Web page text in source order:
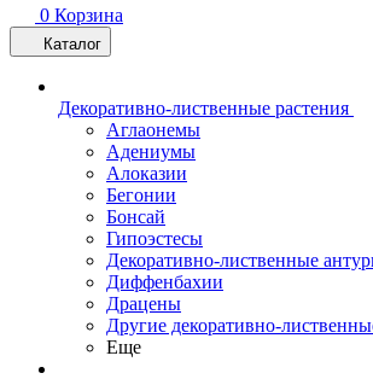
0 Корзина
Каталог
Декоративно-лиственные растения
Аглаонемы
Адениумы
Алоказии
Бегонии
Бонсай
Гипоэстесы
Декоративно-лиственные
Диффенбахии
Драцены
Другие декоративно-
Еще